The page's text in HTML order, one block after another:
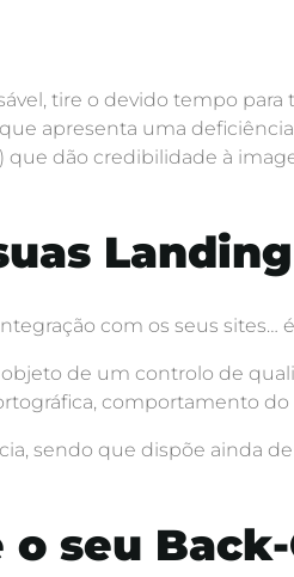
tire o devido tempo
apresenta uma
que dão credibilidade à
com os seus
de um controlo de
comportamento do
sendo que dispõe ainda
o seu